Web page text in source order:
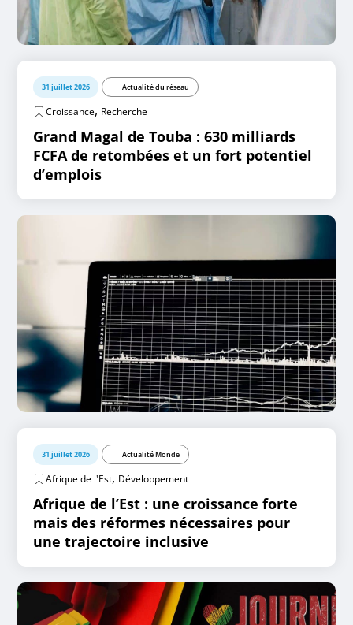
31 juillet 2026 Actualité du réseau
Croissance, Recherche
Grand Magal de Touba : 630 milliards
FCFA de retombées et un fort potentiel
d’emplois
31 juillet 2026 Actualité Monde
Afrique de l'Est, Développement
Afrique de l’Est : une croissance forte
mais des réformes nécessaires pour
une trajectoire inclusive